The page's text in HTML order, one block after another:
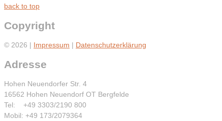
back to top
Copyright
© 2026 | Impressum | Datenschutzerklärung
Adresse
Hohen Neuendorfer Str. 4
16562 Hohen Neuendorf OT Bergfelde
Tel: +49 3303/2190 800
Mobil: +49 173/2079364